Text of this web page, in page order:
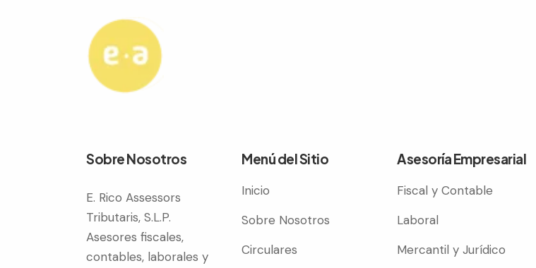
Sobre Nosotros
E. Rico Assessors
Tributaris, S.L.P.
Asesores fiscales,
contables, laborales y
Menú del Sitio
Inicio
Sobre Nosotros
Circulares
Asesoría Empresarial
Fiscal y Contable
Laboral
Mercantil y Jurídico